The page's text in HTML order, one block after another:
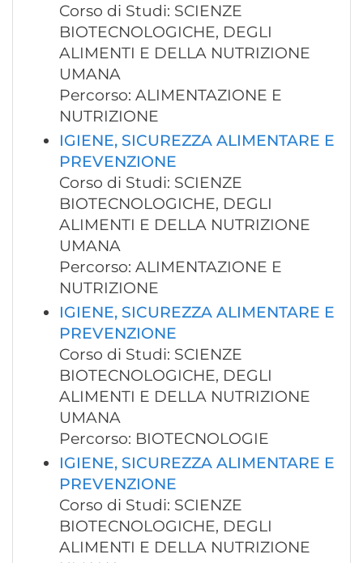
Corso di Studi: SCIENZE
BIOTECNOLOGICHE, DEGLI
ALIMENTI E DELLA NUTRIZIONE
UMANA
Percorso: ALIMENTAZIONE E
NUTRIZIONE
IGIENE, SICUREZZA ALIMENTARE E
PREVENZIONE
Corso di Studi: SCIENZE
BIOTECNOLOGICHE, DEGLI
ALIMENTI E DELLA NUTRIZIONE
UMANA
Percorso: ALIMENTAZIONE E
NUTRIZIONE
IGIENE, SICUREZZA ALIMENTARE E
PREVENZIONE
Corso di Studi: SCIENZE
BIOTECNOLOGICHE, DEGLI
ALIMENTI E DELLA NUTRIZIONE
UMANA
Percorso: BIOTECNOLOGIE
IGIENE, SICUREZZA ALIMENTARE E
PREVENZIONE
Corso di Studi: SCIENZE
BIOTECNOLOGICHE, DEGLI
ALIMENTI E DELLA NUTRIZIONE